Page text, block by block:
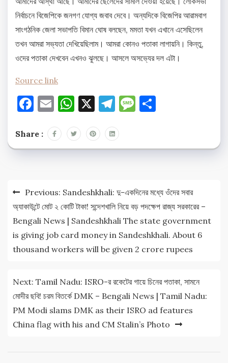
নির্বাচনে বিজেপিকে জনগণ যোগ্য জবাব দেবে। অন্যদিকে বিজেপির আরামবাগ
সাংগঠনিক জেলা সভাপতি বিমান ঘোষ বলছেন, মমতা যখন এখানে এসেছিলেন
তখন আমরা সভ্যতা দেখিয়েছিলাম। আমরা কোনও পতাকা লাগায়নি। কিন্তু,
ওদের পতাকা দেখবেন এখনও ঝুলছে। আসলে অসভ্যের দল এটা।
Source link
Facebook
EmailWhatsApp
X Telegram
Message
Share :
Post
navigation
Previous: Sandeshkhali: দু-একদিনের মধ্যে ওঁদের সবার
অ্যাকাউন্টে মোট ২ কোটি টাকা! সন্দেশখালি নিয়ে বড় পদক্ষেপ রাজ্য সরকারের –
Bengali News | Sandeshkhali The state government
is giving job card money in Sandeshkhali. About 6
thousand workers will be given 2 crore rupees
Next: Tamil Nadu: ISRO-র রকেটের গায়ে চিনের পতাকা, সামনে
মোদীর ছবি! চরম বিতর্কে DMK – Bengali News | Tamil Nadu:
PM Modi slams DMK as their ISRO ad features
China flag with his and CM Stalin’s Photo